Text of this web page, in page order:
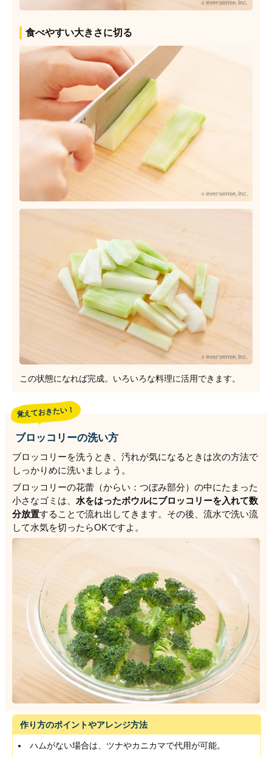
食べやすい大きさに切る
この状態になれば完成。いろいろな料理に活用できます。
覚えておきたい！
ブロッコリーの洗い方
ブロッコリーを洗うとき、汚れが気になるときは次の方法で
しっかりめに洗いましょう。
ブロッコリーの花蕾（からい：つぼみ部分）の中にたまった
小さなゴミは、 水をはったボウルにブロッコリーを入れて数
分放置することで流れ出してきます。その後、流水で洗い流
して水気を切ったらOKですよ。
作り方のポイントやアレンジ方法
ハムがない場合は、ツナやカニカマで代用が可能。